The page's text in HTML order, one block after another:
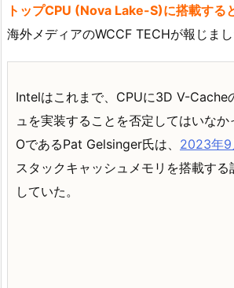
トップCPU (Nova Lake-S)に搭載する
海外メディアのWCCF TECHが報じまし
Intelはこれまで、CPUに3D V-Cache
ュを実装することを否定してはいな
OであるPat Gelsinger氏は、 2023年9
スタックキャッシュメモリを搭載する
していた。